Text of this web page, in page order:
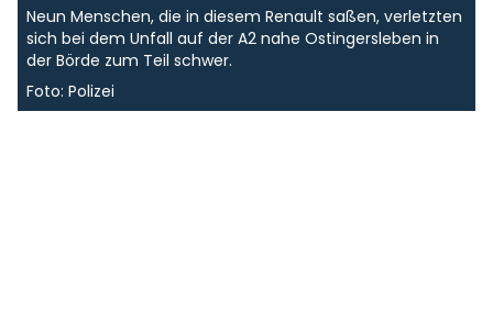
Neun Menschen, die in diesem Renault saßen, verletzten
sich bei dem Unfall auf der A2 nahe Ostingersleben in
der Börde zum Teil schwer.
Foto: Polizei